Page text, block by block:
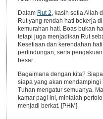
Dalam Rut 2, kasih setia Allah
Rut yang rendah hati bekerja
kemurahan hati. Boas bukan
tetapi juga menjadikan Rut
Kesetiaan dan kerendahan
perlindungan, serta
besar.
Bagaimana dengan kita?
siapa yang akan
Tuhan mengatur semuanya.
kamar pagi ini, mintalah
menjadi berkat. [PHM]